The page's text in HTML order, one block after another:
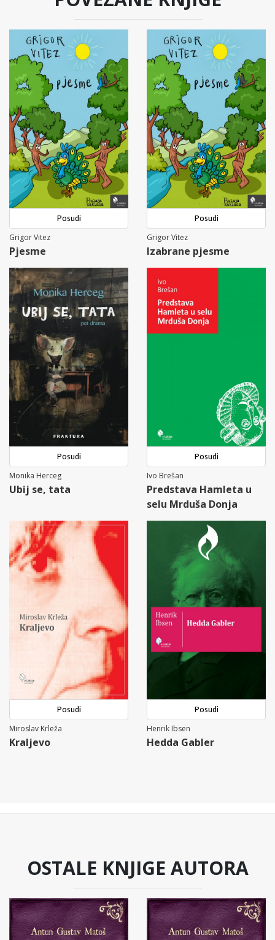
Posudi
Grigor Vitez
Pjesme
Posudi
Grigor Vitez
Izabrane pjesme
Posudi
Monika Herceg
Ubij se, tata
Posudi
Ivo Brešan
Predstava Hamleta u
selu Mrduša Donja
Posudi
Miroslav Krleža
Kraljevo
Posudi
Henrik Ibsen
Hedda Gabler
OSTALE KNJIGE AUTORA